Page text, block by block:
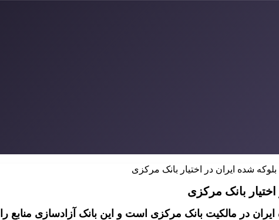
شده ایران در اختیار بانک مرکزی
بانک مرکزی
ایران در مالکیت بانک مرکزی است و این بانک آزادسازی